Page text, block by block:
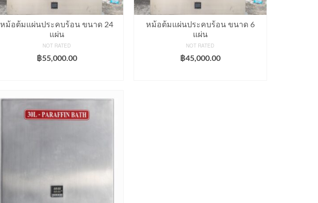
หม้อต้มแผ่นประคบร้อน ขนาด 24
แผ่น
NOT RATED
฿55,000.00
หม้อต้มแผ่นประคบร้อน ขนาด 6
แผ่น
NOT RATED
฿45,000.00